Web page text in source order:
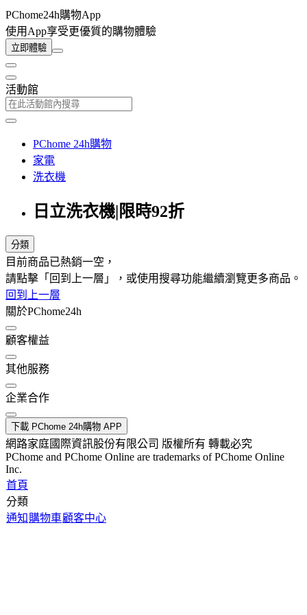
PChome24h購物App
使用App享受更優質的購物體驗
立即體驗
活動館
PChome 24h購物
家電
洗衣機
日立洗衣機|限時92折
分類
目前商品已熱銷一空，
請點擊「回到上一層」，或使用搜尋功能繼續瀏覽更多商品。
回到上一層
關於PChome24h
顧客權益
其他服務
企業合作
下載 PChome 24h購物 APP
網路家庭國際資訊股份有限公司 版權所有 轉載必究
PChome and PChome Online are trademarks of PChome Online
Inc.
首頁
分類
通知 購物車顧客中心